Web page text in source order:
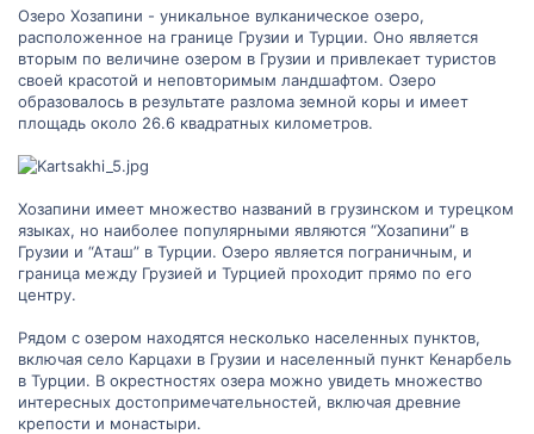
Озеро Хозапини - уникальное вулканическое озеро,
расположенное на границе Грузии и Турции. Оно является
вторым по величине озером в Грузии и привлекает туристов
своей красотой и неповторимым ландшафтом. Озеро
образовалось в результате разлома земной коры и имеет
площадь около 26.6 квадратных километров.
Хозапини имеет множество названий в грузинском и турецком
языках, но наиболее популярными являются “Хозапини” в
Грузии и “Аташ” в Турции. Озеро является пограничным, и
граница между Грузией и Турцией проходит прямо по его
центру.
Рядом с озером находятся несколько населенных пунктов,
включая село Карцахи в Грузии и населенный пункт Кенарбель
в Турции. В окрестностях озера можно увидеть множество
интересных достопримечательностей, включая древние
крепости и монастыри.